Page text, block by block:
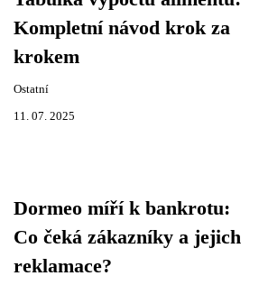
Kompletní návod krok za
krokem
Ostatní
11. 07. 2025
Dormeo míří k bankrotu:
Co čeká zákazníky a jejich
reklamace?